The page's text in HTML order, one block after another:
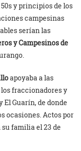
y principios de los
campesinas
serían las
y Campesinos de
apoyaba a las
fraccionadores y
Guarín, de donde
ocasiones. Actos por
familia el 23 de